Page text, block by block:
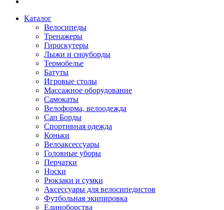
Каталог
Велосипеды
Тренажеры
Гироскутеры
Лыжи и сноуборды
Термобелье
Батуты
Игровые столы
Массажное оборудование
Самокаты
Велоформа, велоодежда
Сап Борды
Спортивная одежда
Коньки
Велоаксессуары
Головные уборы
Перчатки
Носки
Рюкзаки и сумки
Аксессуары для велосипедистов
Футбольная экипировка
Единоборства